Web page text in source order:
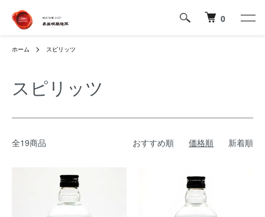
0
ホーム スピリッツ
スピリッツ
全19商品 おすすめ順 価格順 新着順